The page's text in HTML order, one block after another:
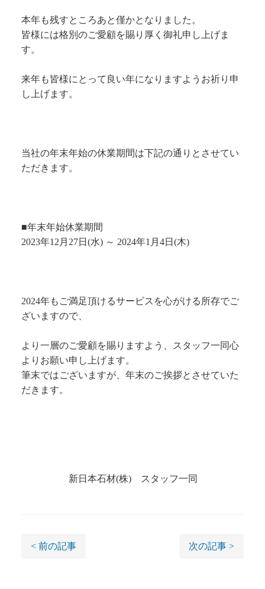
本年も残すところあと僅かとなりました。
皆様には格別のご愛顧を賜り厚く御礼申し上げま
す。
来年も皆様にとって良い年になりますようお祈り申
し上げます。
当社の年末年始の休業期間は下記の通りとさせてい
ただきます。
■年末年始休業期間
2023年12月27日(水) ～ 2024年1月4日(木)
2024年もご満足頂けるサービスを心がける所存でご
ざいますので、
より一層のご愛顧を賜りますよう、スタッフ一同心
よりお願い申し上げます。
筆末ではございますが、年末のご挨拶とさせていた
だきます。
新日本石材(株) スタッフ一同
< 前の記事 次の記事 >